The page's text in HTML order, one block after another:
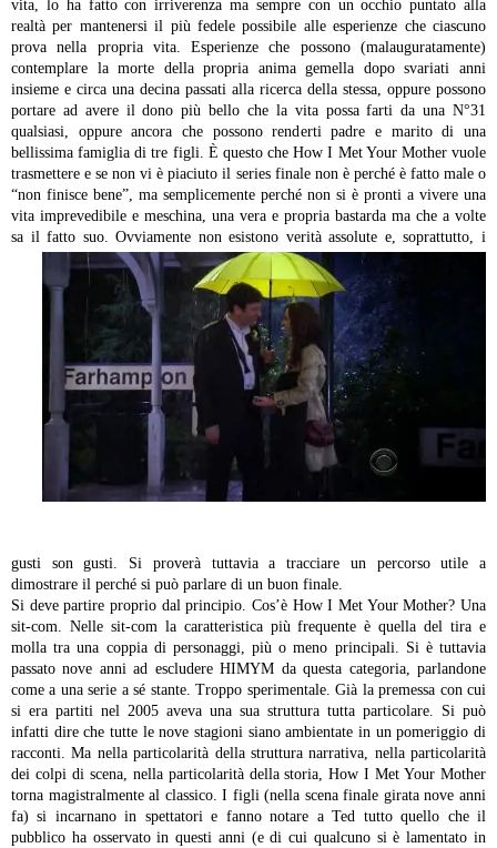
vita, lo ha fatto con irriverenza ma sempre con un occhio puntato alla
realtà per mantenersi il più fedele possibile alle esperienze che ciascuno
prova nella propria vita. Esperienze che possono (malauguratamente)
contemplare la morte della propria anima gemella dopo svariati anni
insieme e circa una decina passati alla ricerca della stessa, oppure possono
portare ad avere il dono più bello che la vita possa farti da una N°31
qualsiasi, oppure ancora che possono renderti padre e marito di una
bellissima famiglia di tre figli. È questo che How I Met Your Mother vuole
trasmettere e se non vi è piaciuto il series finale non è perché è fatto male o
“non finisce bene”, ma semplicemente perché non si è pronti a vivere una
vita imprevedibile e meschina, una vera e propria bastarda ma che a volte
sa il fatto suo. Ovviamente non esistono verità assolute e, soprattutto, i
gusti son gusti. Si proverà tuttavia a tracciare un percorso utile a
dimostrare il perché si può parlare di un buon finale.
Si deve partire proprio dal principio. Cos’è How I Met Your Mother? Una
sit-com. Nelle sit-com la caratteristica più frequente è quella del tira e
molla tra una coppia di personaggi, più o meno principali. Si è tuttavia
passato nove anni ad escludere HIMYM da questa categoria, parlandone
come a una serie a sé stante. Troppo sperimentale. Già la premessa con cui
si era partiti nel 2005 aveva una sua struttura tutta particolare. Si può
infatti dire che tutte le nove stagioni siano ambientate in un pomeriggio di
racconti. Ma nella particolarità della struttura narrativa, nella particolarità
dei colpi di scena, nella particolarità della storia, How I Met Your Mother
torna magistralmente al classico. I figli (nella scena finale girata nove anni
fa) si incarnano in spettatori e fanno notare a Ted tutto quello che il
pubblico ha osservato in questi anni (e di cui qualcuno si è lamentato in